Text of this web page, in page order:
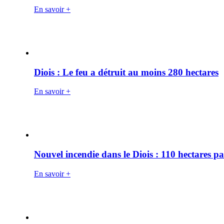
En savoir +
Diois : Le feu a détruit au moins 280 hectares
En savoir +
Nouvel incendie dans le Diois : 110 hectares
En savoir +